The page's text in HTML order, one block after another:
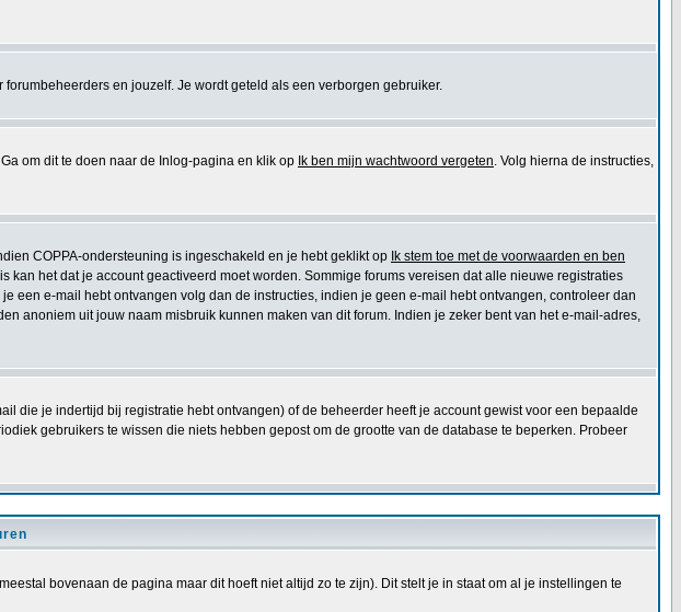
forumbeheerders en jouzelf. Je wordt geteld als een verborgen gebruiker.
om dit te doen naar de Inlog-pagina en klik op Ik ben mijn wachtwoord vergeten. Volg hierna de instructies,
COPPA-ondersteuning is ingeschakeld en je hebt geklikt op Ik stem toe met de voorwaarden en ben
het dat je account geactiveerd moet worden. Sommige forums vereisen dat alle nieuwe registraties
een e-mail hebt ontvangen volg dan de instructies, indien je geen e-mail hebt ontvangen, controleer dan
anoniem uit jouw naam misbruik kunnen maken van dit forum. Indien je zeker bent van het e-mail-adres,
die je indertijd bij registratie hebt ontvangen) of de beheerder heeft je account gewist voor een bepaalde
gebruikers te wissen die niets hebben gepost om de grootte van de database te beperken. Probeer
bovenaan de pagina maar dit hoeft niet altijd zo te zijn). Dit stelt je in staat om al je instellingen te